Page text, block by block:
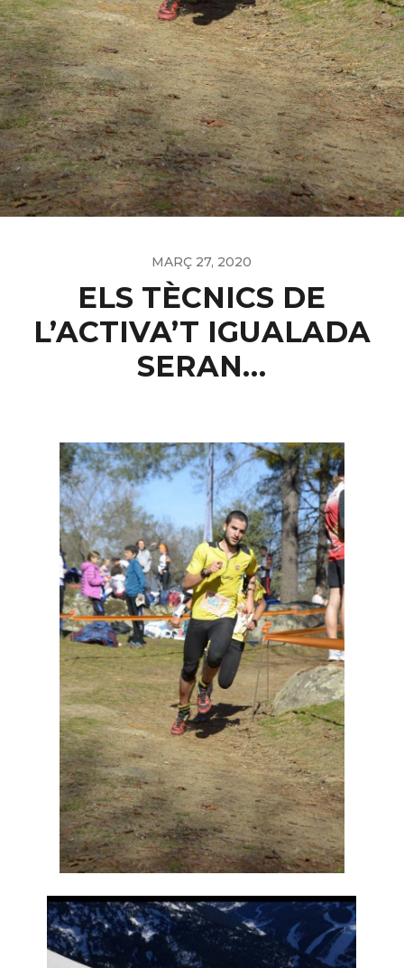
MARÇ 27, 2020
ELS TÈCNICS DE
L’ACTIVA’T IGUALADA
SERAN…